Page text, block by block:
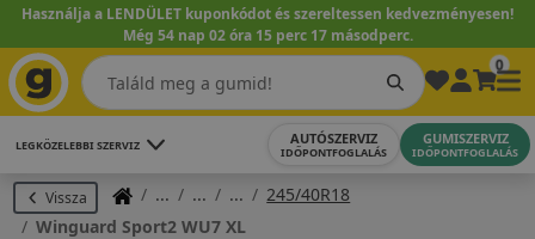
Használja a LENDÜLET kuponkódot és szereltessen kedvezményesen!
Még 54 nap 02 óra 15 perc 16 másodperc.
0
LEGKÖZELEBBI SZERVIZ AUTÓSZERVIZ
IDŐPONTFOGLALÁS
GUMISZERVIZ
IDŐPONTFOGLALÁS
Vissza
245/40R18
Winguard Sport2 WU7 XL